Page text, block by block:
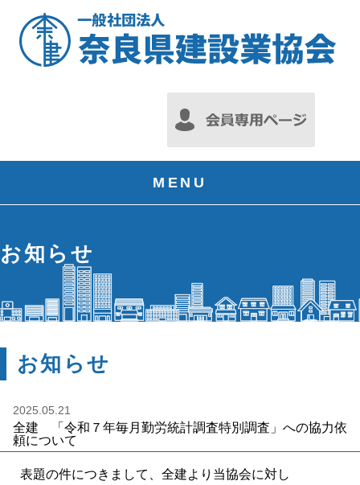
MENU
お知らせ
お知らせ
2025.05.21
全建 「令和７年毎月勤労統計調査特別調査」への協力依
頼について
表題の件につきまして、全建より当協会に対し